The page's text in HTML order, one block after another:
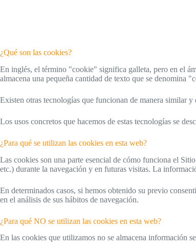
¿Qué son las cookies?
En inglés, el término "cookie" significa galleta, pero en el
almacena una pequeña cantidad de texto que se denomina
Existen otras tecnologías que funcionan de manera similar
Los usos concretos que hacemos de estas tecnologías se
¿Para qué se utilizan las cookies en esta web?
Las cookies son una parte esencial de cómo funciona el
etc.) durante la navegación y en futuras visitas. La
En determinados casos, si hemos obtenido su previo
en el análisis de sus hábitos de navegación.
¿Para qué NO se utilizan las cookies en esta web?
En las cookies que utilizamos no se almacena información